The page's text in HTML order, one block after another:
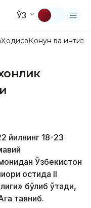
ЎЗ
ҲодисаҚонун ва
йилнинг 18-23
Ўзбекистон
остида II
бўлиб ўтади,
таяниб.